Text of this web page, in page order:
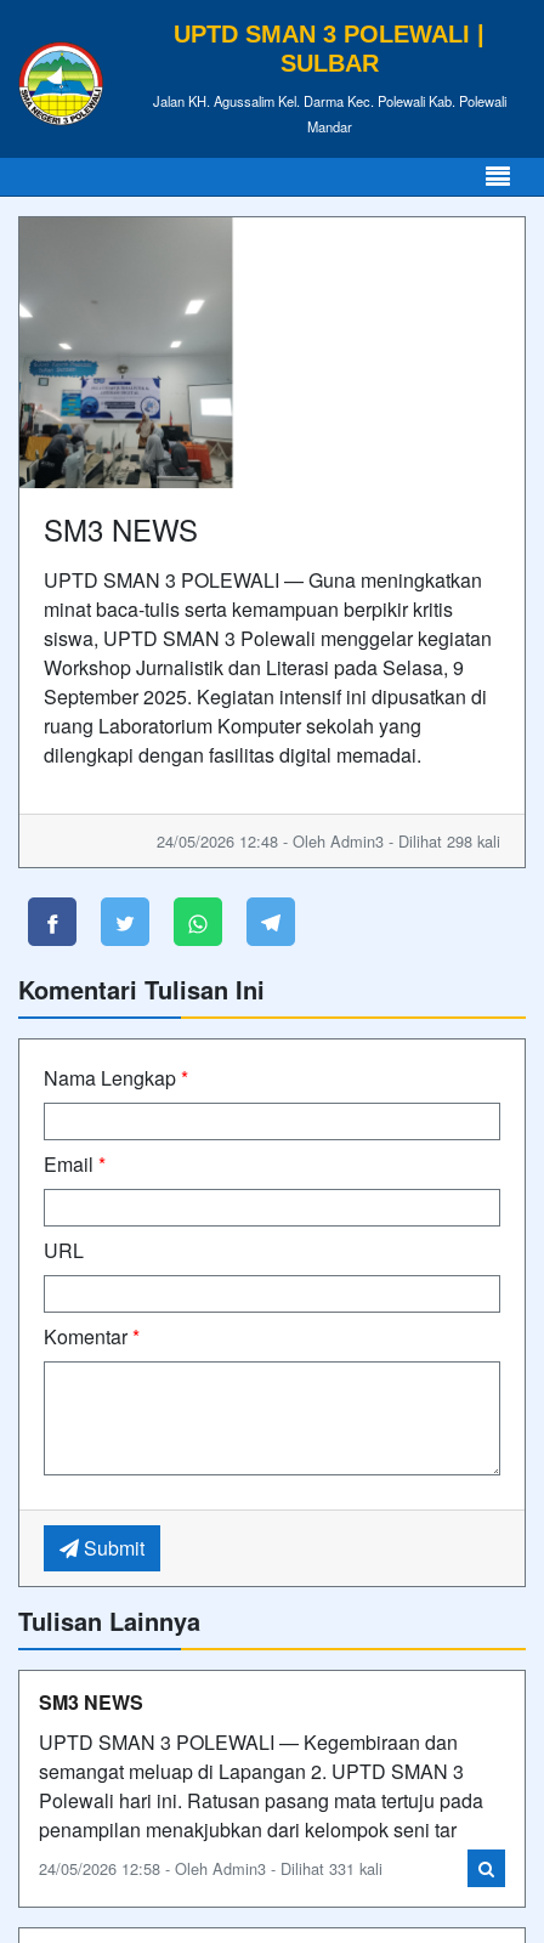
UPTD SMAN 3 POLEWALI |
SULBAR
Jalan KH. Agussalim Kel. Darma Kec. Polewali Kab. Polewali
Mandar
SM3 NEWS
UPTD SMAN 3 POLEWALI — Guna meningkatkan
minat baca-tulis serta kemampuan berpikir kritis
siswa, UPTD SMAN 3 Polewali menggelar kegiatan
Workshop Jurnalistik dan Literasi pada Selasa, 9
September 2025. Kegiatan intensif ini dipusatkan di
ruang Laboratorium Komputer sekolah yang
dilengkapi dengan fasilitas digital memadai.
24/05/2026 12:48 - Oleh Admin3 - Dilihat 298 kali
Komentari Tulisan Ini
Nama Lengkap*
Email *
URL
Komentar*
Submit
Tulisan Lainnya
SM3 NEWS
UPTD SMAN 3 POLEWALI — Kegembiraan dan
semangat meluap di Lapangan 2. UPTD SMAN 3
Polewali hari ini. Ratusan pasang mata tertuju pada
penampilan menakjubkan dari kelompok seni tar
24/05/2026 12:58 - Oleh Admin3 - Dilihat 331 kali